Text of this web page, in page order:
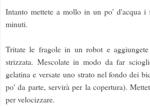
Intanto mettete a mollo in un po' d'acqua
minuti.
Tritate le fragole in un robot e
strizzata. Mescolate in modo da far
gelatina e versate uno strato nel fondo dei
po' da parte, servirà per la copertura).
per velocizzare.